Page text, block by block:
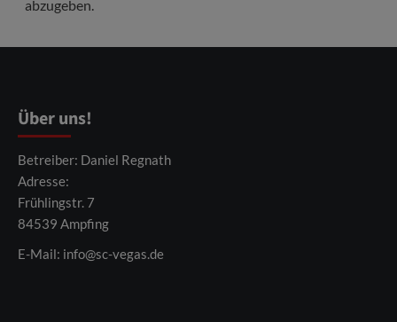
abzugeben.
Über uns!
Betreiber: Daniel Regnath
Adresse:
Frühlingstr. 7
84539 Ampfing
E-Mail: info@sc-vegas.de